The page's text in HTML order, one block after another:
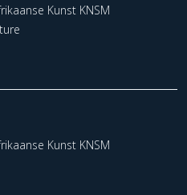
Kunst KNSM
Kunst KNSM